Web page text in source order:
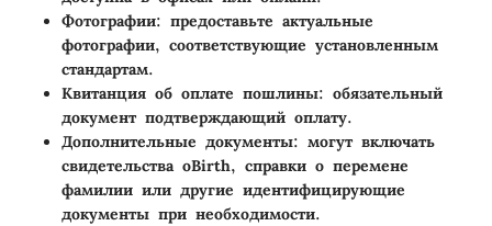
Фотографии: предоставьте актуальные
фотографии, соответствующие установленным
стандартам.
Квитанция об оплате пошлины: обязательный
документ подтверждающий оплату.
Дополнительные документы: могут включать
свидетельства оBirth, справки о перемене
фамилии или другие идентифицирующие
документы при необходимости.